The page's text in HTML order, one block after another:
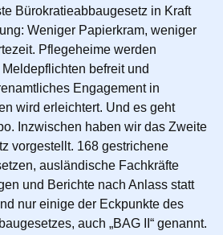
Bürokratieabbaugesetz in Kraft
Weniger Papierkram, weniger
Pflegeheime werden
befreit und
Engagement in
wird erleichtert. Und es geht
Inzwischen haben wir das Zweite
vorgestellt. 168 gestrichene
ausländische Fachkräfte
und Berichte nach Anlass statt
nur einige der Eckpunkte des
auch „BAG II“ genannt.